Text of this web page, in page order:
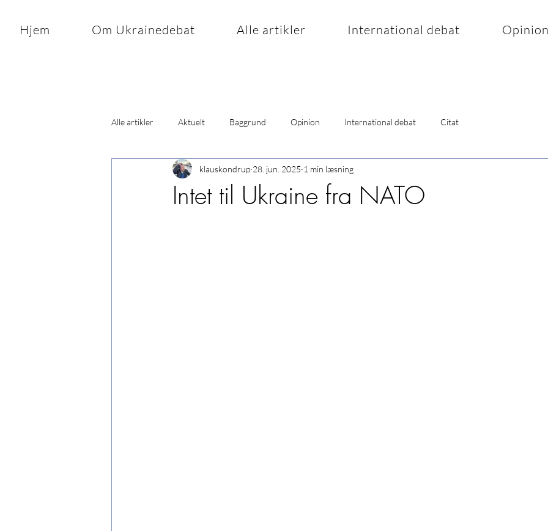
Hjem Om Ukrainedebat Alle artikler International debat Opinion
Alle artikler Aktuelt Baggrund Opinion International debat Citat
Intet til Ukraine fra NATO
klauskondrup 28. jun. 2025 1 min læsning